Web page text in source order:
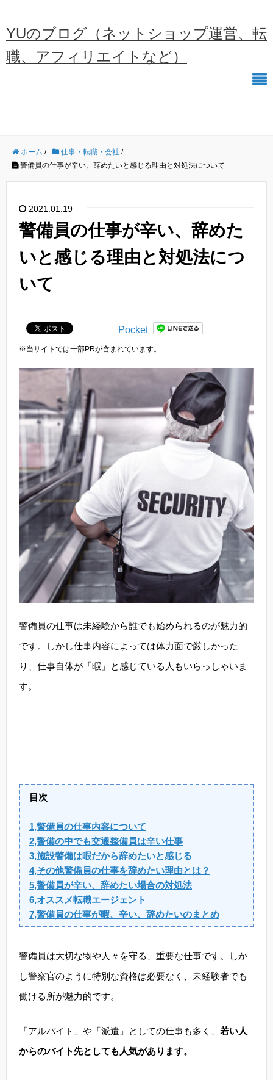
YUのブログ（ネットショップ運営、転
職、アフィリエイトなど）
ホーム / 仕事・転職・会社 /
警備員の仕事が辛い、辞めたいと感じる理由と対処法について
2021.01.19
警備員の仕事が辛い、辞めた
いと感じる理由と対処法につ
いて
Pocket
※当サイトでは一部PRが含まれています。
警備員の仕事は未経験から誰でも始められるのが魅力的
です。しかし仕事内容によっては体力面で厳しかった
り、仕事自体が「暇」と感じている人もいらっしゃいま
す。
目次
1,警備員の仕事内容について
2,警備の中でも交通整備員は辛い仕事
3,施設警備は暇だから辞めたいと感じる
4,その他警備員の仕事を辞めたい理由とは？
5,警備員が辛い、辞めたい場合の対処法
6,オススメ転職エージェント
7,警備員の仕事が暇、辛い、辞めたいのまとめ
警備員は大切な物や人々を守る、重要な仕事です。しか
し警察官のように特別な資格は必要なく、未経験者でも
働ける所が魅力的です。
「アルバイト」や「派遣」としての仕事も多く、 若い人
からのバイト先としても人気があります。